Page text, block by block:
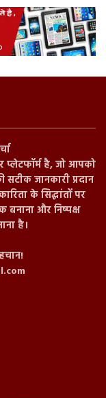
प्लेटफॉर्म है, जो आपको
जानकारी प्रदान
के सिद्धांतों पर
बनाना और निष्पक्ष
है।